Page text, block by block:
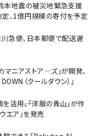
本地震の被災地緊急支援
、1億円規模の寄付を予定
川急便、日本郵便で配送遅
マニアストア―ズ」が開発、
（クールダウン）」
用――。「洋服の青山」が作
エア」を発売